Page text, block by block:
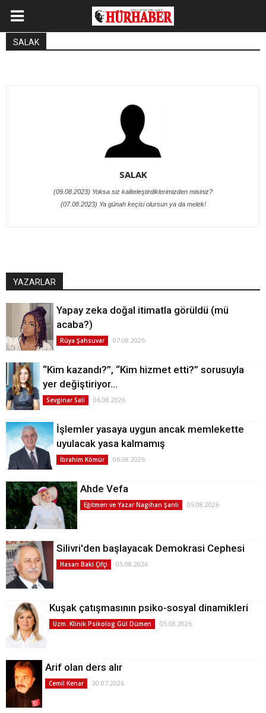
SALAK
SALAK
(09.08.2023) Yoksa siz kaliteleştirdiklerimizden misiniz?
(07.08.2023) Ya günah keçisi olursun ya da melek!
YAZARLAR
Yapay zeka doğal itimatla görüldü (mü
acaba?)
Rüya Şahsuvar 07.08.2026
“Kim kazandı?”, “Kim hizmet etti?” sorusuyla
yer değiştiriyor…
Sevginar Sali 06.08.2026
İşlemler yasaya uygun ancak memlekette
uyulacak yasa kalmamış
İbrahim Kömür 06.08.2026
Ahde Vefa
Eğitmen ve Yazar Nagihan Şanlı 05.08.2026
Silivri'den başlayacak Demokrasi Cephesi
Hasan Baki Çifçi 05.08.2026
Kuşak çatışmasının psiko-sosyal dinamikleri
Uzm. Klinik Psikolog Gül Dümen 05.08.2026
Arif olan ders alır
Cemil Kenar 30.07.2026